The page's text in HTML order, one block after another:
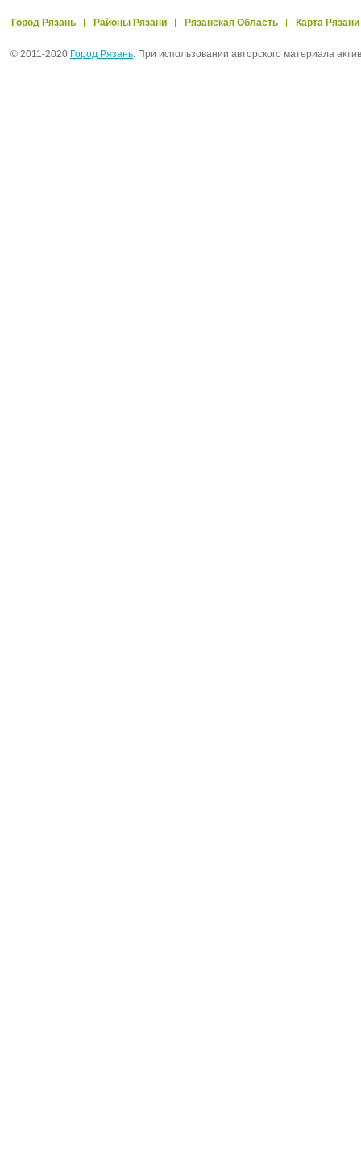
Город Рязань Районы Рязани Рязанская Область Карта Рязани
© 2011-2020 Город Рязань. При использовании авторского материала